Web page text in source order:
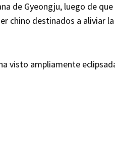
de Gyeongju, luego de
chino destinados a aliviar
visto ampliamente